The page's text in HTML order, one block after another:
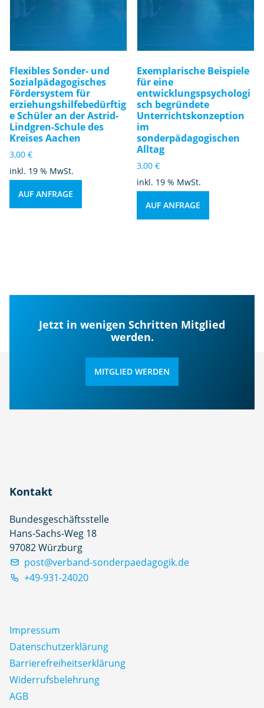
Flexibles Sonder- und
Sozialpädagogisches
Fördersystem für
erziehungshilfebedürftig
e Schüler an der Astrid-
Lindgren-Schule des
Kreises Aachen
3,00 €
inkl. 19 % MwSt.
AUF ANFRAGE
Exemplarische Beispiele
für eine
entwicklungspsychologi
sch begründete
Unterrichtskonzeption
im
sonderpädagogischen
Alltag
3,00€
inkl. 19 % MwSt.
AUF ANFRAGE
Jetzt in wenigen Schritten Mitglied
werden.
MITGLIED WERDEN
Kontakt
Bundesgeschäftsstelle
Hans-Sachs-Weg 18
97082 Würzburg
post@verband-sonderpaedagogik.de
+49-931-24020
Impressum
Datenschutz­erklärung
Barrierefreiheitserklärung
Widerrufsbelehrung
AGB